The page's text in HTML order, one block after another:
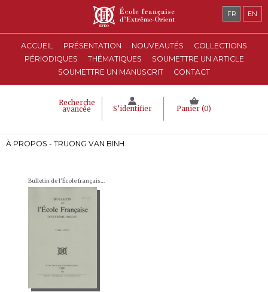
ACCUEIL PRÉSENTATION NOUVEAUTÉS
COLLECTIONS
PÉRIODIQUES
THÉMATIQUES
SOUMETTRE UN ARTICLE
SOUMETTRE UN MANUSCRIT
CONTACT
Recherche
avancée S’identifier Panier (0)
FR EN
À PROPOS - TRUONG VAN BINH
Bulletin de l'École française d'Extrême-Orient (BEFEO)